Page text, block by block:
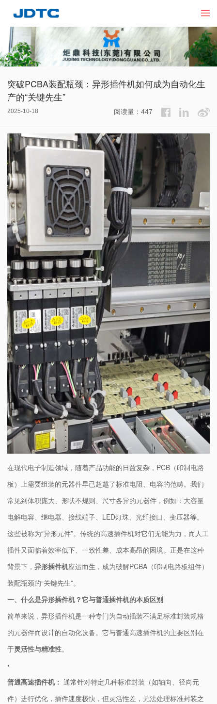
突破PCBA装配瓶颈：异形插件机如何成为自动化生
产的“关键先生”​
2025-10-18 阅读量：447
在现代电子制造领域，随着产品功能的日益复杂，PCB（印制电路
板）上需要组装的元器件早已超越了标准电阻、电容的范畴。我们
常见到体积庞大、形状不规则、尺寸各异的元器件，例如：大容量
电解电容、继电器、接线端子、LED灯珠、光纤接口、变压器等。
这些被称为“异形元件”。传统的高速插件机对它们无能为力，而人工
插件又面临着效率低下、一致性差、成本高昂的困境。正是在这种
背景下，​ 异形插件机​​应运而生，成为破解PCBA（印制电路板组件）
装配瓶颈的“关键先生”。
​一、什么是异形插件机？它与普通插件机的本质区别​
简单来说，异形插件机是一种专门为自动插装不满足标准封装规格
的元器件而设计的自动化设备。它与普通高速插件机的主要区别在
于​​灵活性与精准性​​。
•
​普通高速插件机：​ ​ 通常针对特定几种标准封装（如轴向、径向元
件）进行优化，插件速度极快，但灵活性差，无法处理标准封装之